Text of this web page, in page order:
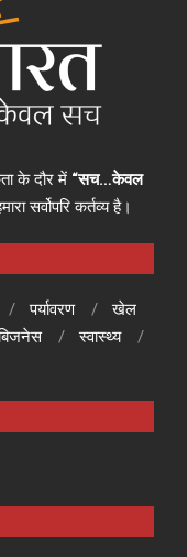
के दौर में “सच…केवल
सर्वोपरि कर्तव्य है।
पर्यावरण
खेल
स्वास्थ्य